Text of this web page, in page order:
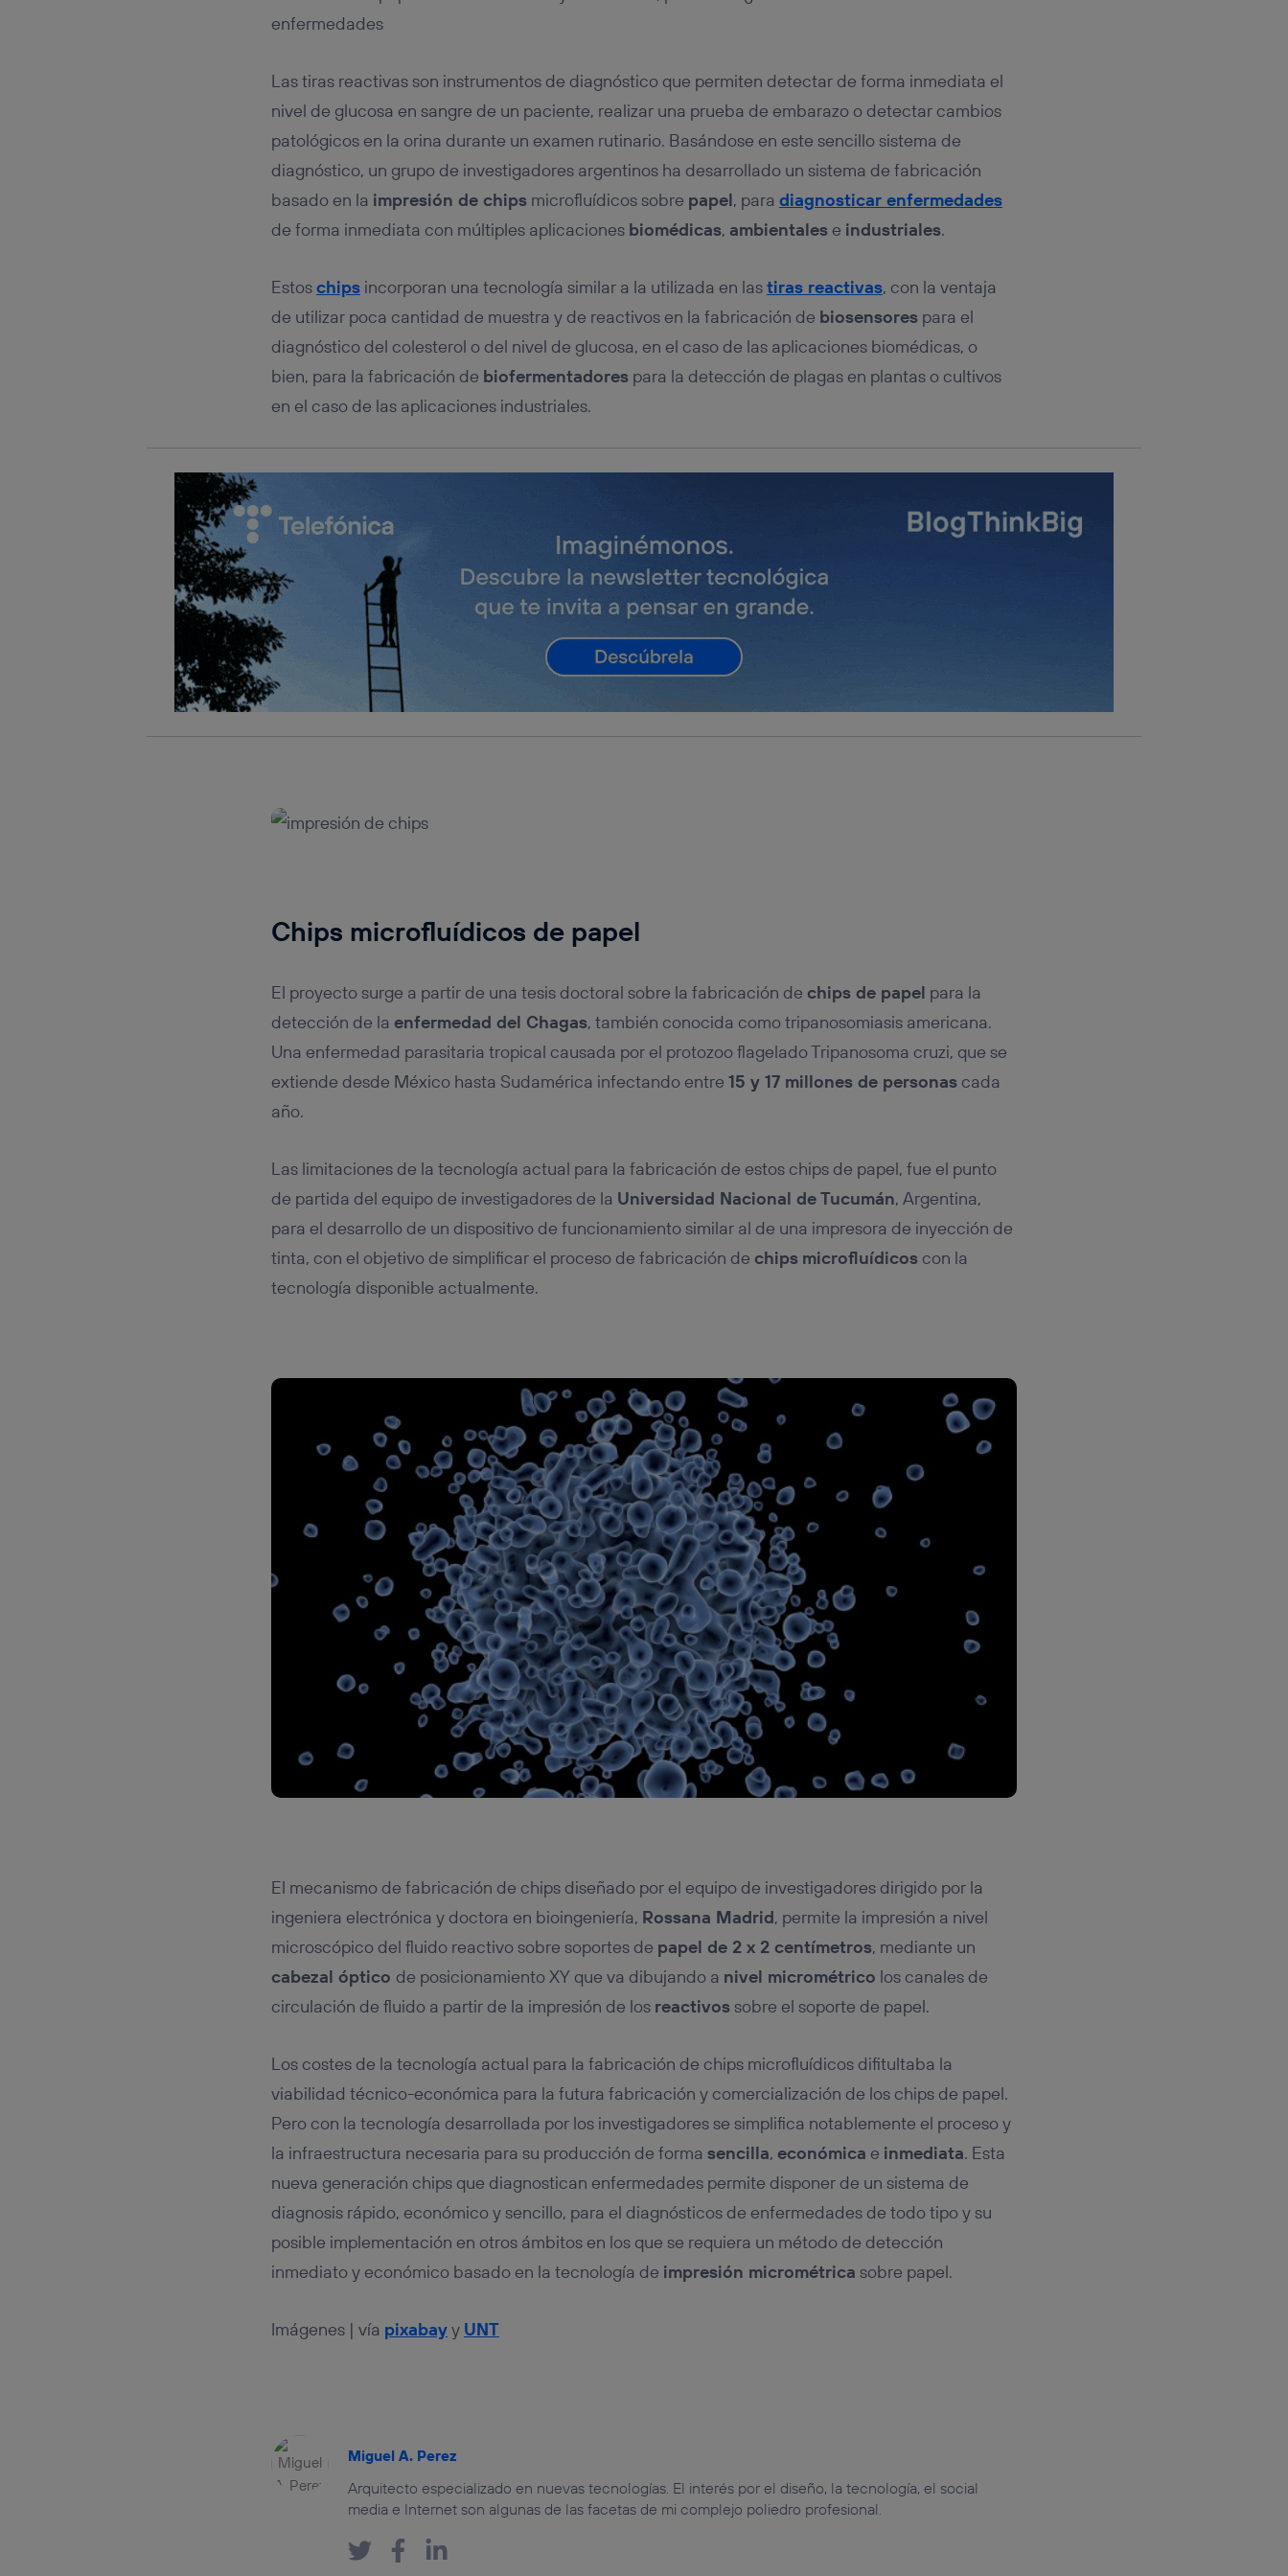
enfermedades
Las tiras reactivas son instrumentos de diagnóstico que permiten detectar de forma inmediata el
nivel de glucosa en sangre de un paciente, realizar una prueba de embarazo o detectar cambios
patológicos en la orina durante un examen rutinario. Basándose en este sencillo sistema de
diagnóstico, un grupo de investigadores argentinos ha desarrollado un sistema de fabricación
basado en la impresión de chipsmicrofluídicos sobre papel, para diagnosticar enfermedades
de forma inmediata con múltiples aplicaciones biomédicas, ambientalese industriales.
Estoschipsincorporan una tecnología similar a la utilizada en lastiras reactivas, con la ventaja
de utilizar poca cantidad de muestra y de reactivos en la fabricación de biosensorespara el
diagnóstico del colesterol o del nivel de glucosa, en el caso de las aplicaciones biomédicas, o
bien, para la fabricación de biofermentadorespara la detección de plagas en plantas o cultivos
en el caso de las aplicaciones industriales.
Chips microfluídicos de papel
El proyecto surge a partir de una tesis doctoral sobre la fabricación de chips de papel para la
detección de la enfermedad del Chagas, también conocida como tripanosomiasis americana.
Una enfermedad parasitaria tropical causada por el protozoo flagelado Tripanosoma cruzi, que se
extiende desde México hasta Sudamérica infectando entre 15 y 17 millones de personascada
año.
Las limitaciones de la tecnología actual para la fabricación de estos chips de papel, fue el punto
de partida del equipo de investigadores de la Universidad Nacional de Tucumán, Argentina,
para el desarrollo de un dispositivo de funcionamiento similar al de una impresora de inyección de
tinta, con el objetivo de simplificar el proceso de fabricación de chips microfluídicoscon la
tecnología disponible actualmente.
El mecanismo de fabricación de chips diseñado por el equipo de investigadores dirigido por la
ingeniera electrónica y doctora en bioingeniería, Rossana Madrid, permite la impresión a nivel
microscópico del fluido reactivo sobre soportes de papel de 2 x 2 centímetros, mediante un
cabezal óptico de posicionamiento XY que va dibujando a nivel micrométrico los canales de
circulación de fluido a partir de la impresión de los reactivossobre el soporte de papel.
Los costes de la tecnología actual para la fabricación de chips microfluídicos difitultaba la
viabilidad técnico-económica para la futura fabricación y comercialización de los chips de papel.
Pero con la tecnología desarrollada por los investigadores se simplifica notablemente el proceso y
la infraestructura necesaria para su producción de forma sencilla, económica e inmediata. Esta
nueva generación chips que diagnostican enfermedades permite disponer de un sistema de
diagnosis rápido, económico y sencillo, para el diagnósticos de enfermedades de todo tipo y su
posible implementación en otros ámbitos en los que se requiera un método de detección
inmediato y económico basado en la tecnología de impresión micrométrica sobre papel.
Imágenes | vía pixabayy UNT
Miguel A. Perez
Arquitecto especializado en nuevas tecnologías. El interés por el diseño, la tecnología, el social
media e Internet son algunas de las facetas de mi complejo poliedro profesional.
conecte su dispositivo y consienta el uso de la tecnología recibirá el mismo identificador.
realizará en función de las actividades de navegación de los miembros del hogar que
hayan dado su consentimiento.
únicamente en la navegación del usuario del móvil.
Puedes gestionar los consentimientos Utiq seleccionando “Administrar Utiq” en la parte
inferior de esta página web o visitando el
portal de privacidad de Utiq (“consenthub”)
Para más información, consulta la política de privacidad de Utiq.